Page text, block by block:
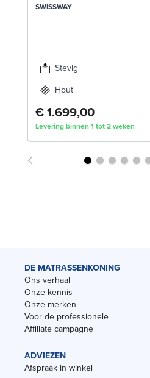
SWISSWAY
Stevig
Hout
€ 1.699,00
Levering binnen 1 tot 2 weken
DE MATRASSENKONING
Ons verhaal
Onze kennis
Onze merken
Voor de professionele
Affiliate campagne
ADVIEZEN
Afspraak in winkel